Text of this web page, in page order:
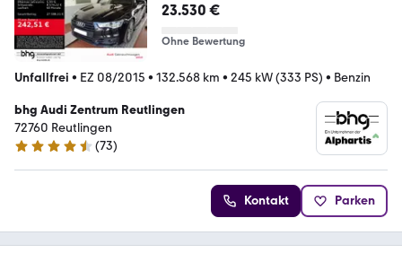
23.530 €
Ohne Bewertung
Unfallfrei • EZ 08/2015 • 132.568 km • 245 kW (333 PS) • Benzin
bhg Audi Zentrum Reutlingen
72760 Reutlingen
4.3 Sterne
(73)
Kontakt Parken